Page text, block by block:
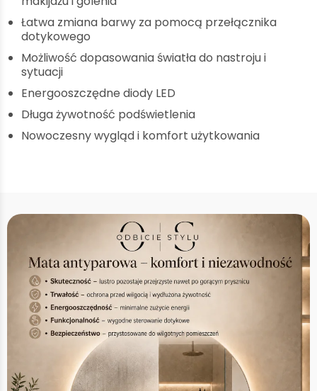
Łatwa zmiana barwy za pomocą przełącznika
dotykowego
Możliwość dopasowania światła do nastroju i
sytuacji
Energooszczędne diody LED
Długa żywotność podświetlenia
Nowoczesny wygląd i komfort użytkowania